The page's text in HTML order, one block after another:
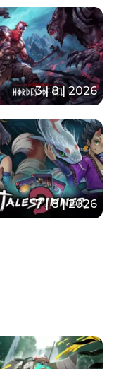
3 | 8 | 2026
7 | 8 | 2026